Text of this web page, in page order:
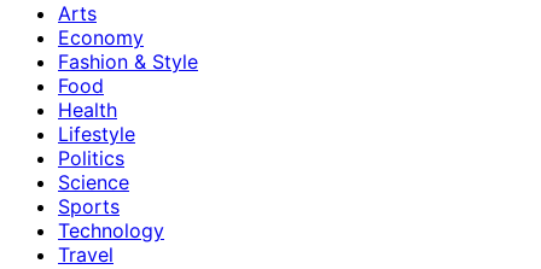
Arts
Economy
Fashion & Style
Food
Health
Lifestyle
Politics
Science
Sports
Technology
Travel